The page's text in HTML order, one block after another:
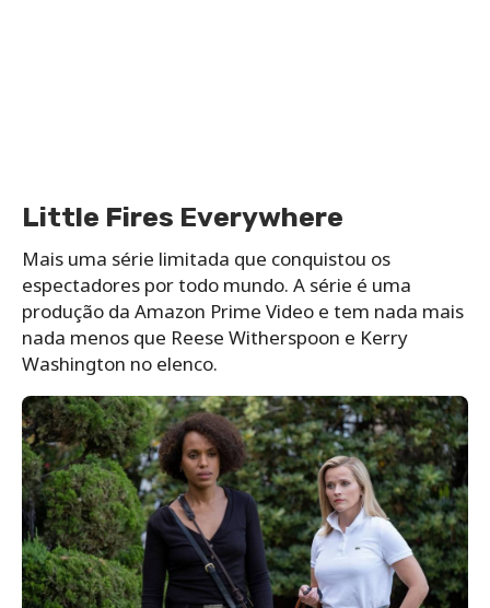
Little Fires Everywhere
Mais uma série limitada que conquistou os
espectadores por todo mundo. A série é uma
produção da Amazon Prime Video e tem nada mais
nada menos que Reese Witherspoon e Kerry
Washington no elenco.